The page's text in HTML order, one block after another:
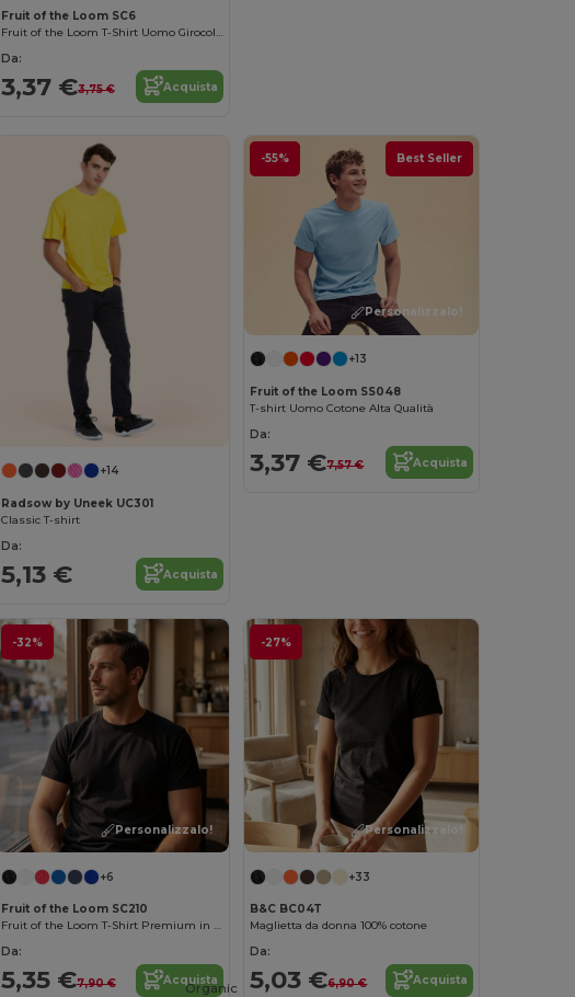
Fruit of the Loom SC6
Fruit of the Loom T-Shirt Uomo Girocollo Fruit of the Loom SC6
Da:
3,37 €3,75 € Acquista
+14
Radsow by Uneek UC301
Classic T-shirt
Da:
5,13 € Acquista
-55% Best Seller
Personalizzalo!
+13
Fruit of the Loom SS048
T-shirt Uomo Cotone Alta Qualità
Da:
3,37 €7,57 € Acquista
-32%
Personalizzalo!
+6
Fruit of the Loom SC210
Fruit of the Loom T-Shirt Premium in Cotone
Da:
5,35 €7,90 € Acquista
-27%
Personalizzalo!
+33
B&C BC04T
Maglietta da donna 100% cotone
Da:
5,03 €6,90 € Acquista
Organic